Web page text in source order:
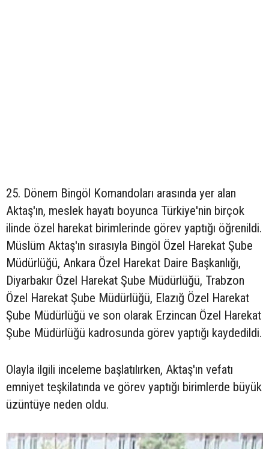
25. Dönem Bingöl Komandoları arasında yer alan
Aktaş'ın, meslek hayatı boyunca Türkiye'nin birçok
ilinde özel harekat birimlerinde görev yaptığı öğrenildi.
Müslüm Aktaş'ın sırasıyla Bingöl Özel Harekat Şube
Müdürlüğü, Ankara Özel Harekat Daire Başkanlığı,
Diyarbakır Özel Harekat Şube Müdürlüğü, Trabzon
Özel Harekat Şube Müdürlüğü, Elazığ Özel Harekat
Şube Müdürlüğü ve son olarak Erzincan Özel Harekat
Şube Müdürlüğü kadrosunda görev yaptığı kaydedildi.
Olayla ilgili inceleme başlatılırken, Aktaş'ın vefatı
emniyet teşkilatında ve görev yaptığı birimlerde büyük
üzüntüye neden oldu.